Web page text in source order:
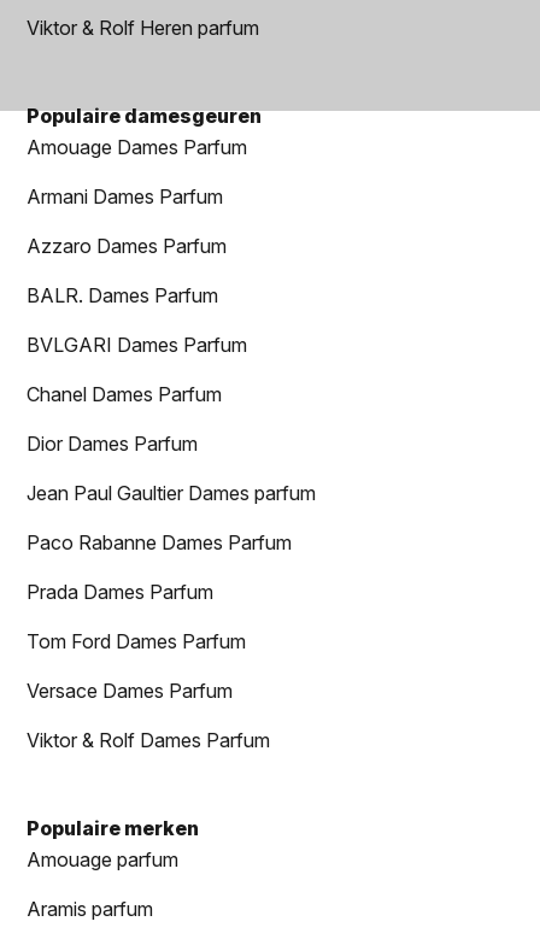
Viktor & Rolf Heren parfum
Populaire damesgeuren
Amouage Dames Parfum
Armani Dames Parfum
Azzaro Dames Parfum
BALR. Dames Parfum
BVLGARI Dames Parfum
Chanel Dames Parfum
Dior Dames Parfum
Jean Paul Gaultier Dames parfum
Paco Rabanne Dames Parfum
Prada Dames Parfum
Tom Ford Dames Parfum
Versace Dames Parfum
Viktor & Rolf Dames Parfum
Populaire merken
Amouage parfum
Aramis parfum